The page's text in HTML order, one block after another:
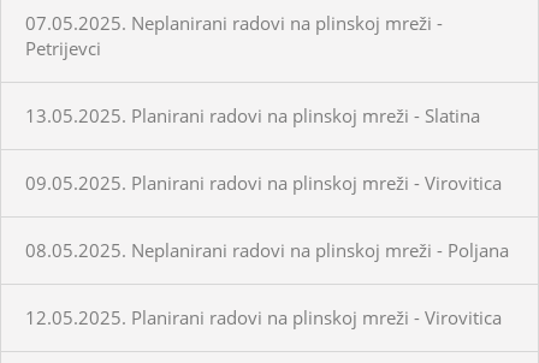
07.05.2025. Neplanirani radovi na plinskoj mreži -
Petrijevci
13.05.2025. Planirani radovi na plinskoj mreži - Slatina
09.05.2025. Planirani radovi na plinskoj mreži - Virovitica
08.05.2025. Neplanirani radovi na plinskoj mreži - Poljana
12.05.2025. Planirani radovi na plinskoj mreži - Virovitica